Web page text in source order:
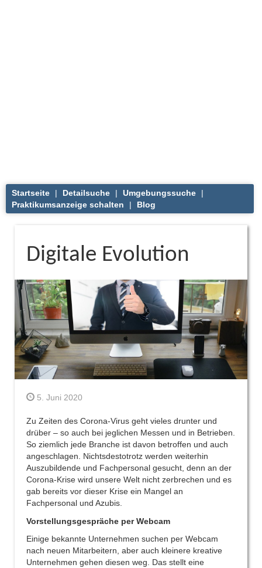
Startseite | Detailsuche | Umgebungssuche
|
Praktikumsanzeige schalten
| Blog
Digitale Evolution
5. Juni 2020
Zu Zeiten des Corona-Virus geht vieles drunter und
drüber – so auch bei jeglichen Messen und in Betrieben.
So ziemlich jede Branche ist davon betroffen und auch
angeschlagen. Nichtsdestotrotz werden weiterhin
Auszubildende und Fachpersonal gesucht, denn an der
Corona-Krise wird unsere Welt nicht zerbrechen und es
gab bereits vor dieser Krise ein Mangel an
Fachpersonal und Azubis.
Vorstellungsgespräche per Webcam
Einige bekannte Unternehmen suchen per Webcam
nach neuen Mitarbeitern, aber auch kleinere kreative
Unternehmen gehen diesen weg. Das stellt eine